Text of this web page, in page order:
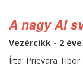
A nagy AI
Vezércikk - 2 éve
Írta: Prievara Tibor